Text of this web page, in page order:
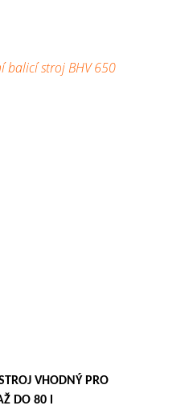
VHODNÝ PRO
DO 80 l